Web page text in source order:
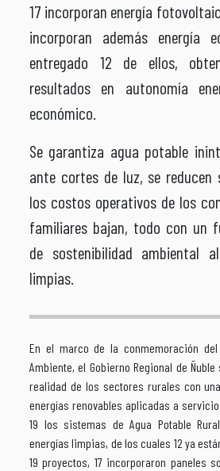
17 incorporan energía
incorporan además energía
entregado 12 de ellos,
resultados en autonomía
económico.
Se garantiza agua potable
ante cortes de luz, se reducen
los costos operativos de los
familiares bajan, todo con un
de sostenibilidad ambiental
limpias.
En el marco de la conmemoración del
Ambiente, el Gobierno Regional de
realidad de los sectores rurales con
energías renovables aplicadas a
19 los sistemas de Agua Potable
energías limpias, de los cuales 12 ya
19 proyectos, 17 incorporaron paneles